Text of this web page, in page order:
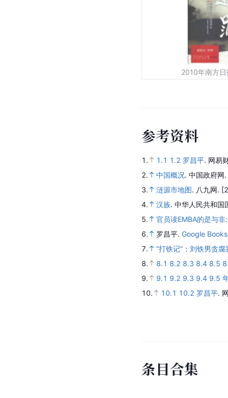
2010年南方
参考资料
1. 1.1 1.2 罗昌平. 网易
2.
中国概况. 中国政府网.
3.
涟源市地图. 八九网.
4.
汉族. 中华人民共和国
5.
官员读EMBA的是与
6.
罗昌平. Google Books
7.
“打铁记”：刘铁男贪
8.
8.1 8.2 8.3 8.4 8.5
9.
9.1 9.2 9.3 9.4 9.5
10.
10.1 10.2 罗昌平.
条目合集